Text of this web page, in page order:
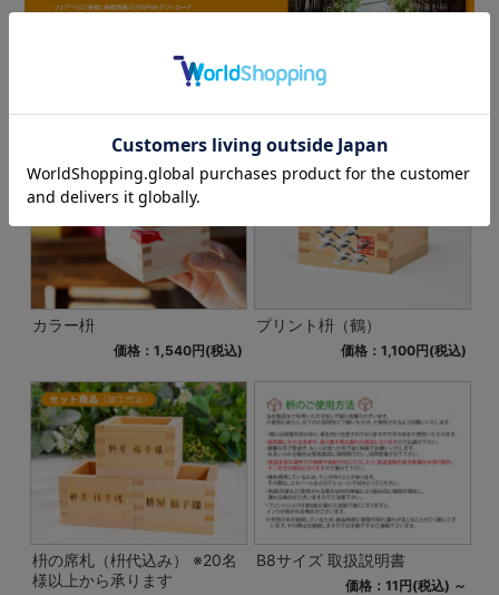
1 / 1ページ（全14件）
カラー枡
価格：1,540円(税込)
プリント枡（鶴）
価格：1,100円(税込)
枡の席札（枡代込み） ※20名
様以上から承ります
B8サイズ 取扱説明書
価格：11円(税込) ～